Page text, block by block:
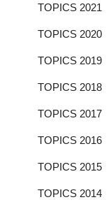
TOPICS 2021
TOPICS 2020
TOPICS 2019
TOPICS 2018
TOPICS 2017
TOPICS 2016
TOPICS 2015
TOPICS 2014